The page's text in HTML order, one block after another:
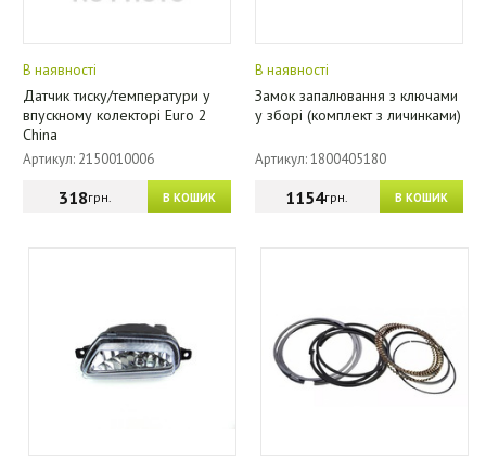
В наявності
Датчик тиску/температури у
впускному колекторі Euro 2
China
Артикул: 2150010006
В КОШИК
318грн.
В наявності
Замок запалювання з ключами
у зборі (комплект з личинками)
Артикул: 1800405180
В КОШИК
1154грн.